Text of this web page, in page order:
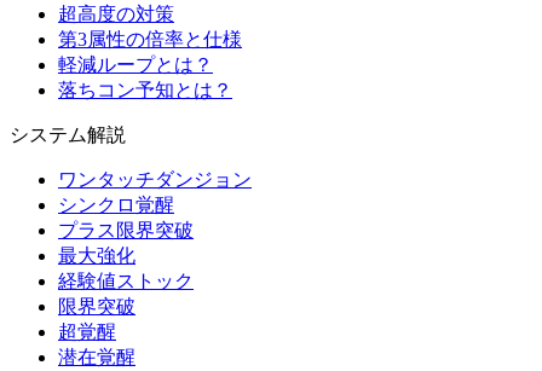
超高度の対策
第3属性の倍率と仕様
軽減ループとは？
落ちコン予知とは？
システム解説
ワンタッチダンジョン
シンクロ覚醒
プラス限界突破
最大強化
経験値ストック
限界突破
超覚醒
潜在覚醒